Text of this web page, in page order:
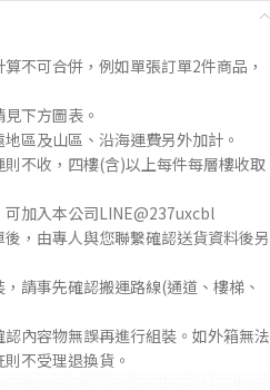
不可合併，例如單張訂單2件商品，
下方圖表。
區及山區、沿海運費另外加計。
不收，四樓(含)以上每件每層樓收取
加入本公司LINE@237uxcbl
，由專人與您聯繫確認送貨資料後另
請事先確認搬運路線(通道、樓梯、
內容物無誤再進行組裝。如外箱無法
不受理退換貨。